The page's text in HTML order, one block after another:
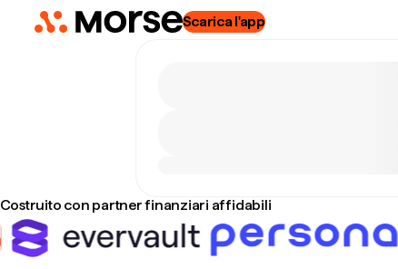
Scarica l'app
Costruito con partner finanziari affidabili